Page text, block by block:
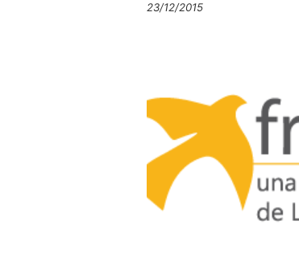
23/12/2015